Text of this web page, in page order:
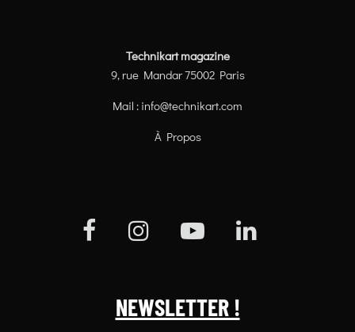
Technikart magazine
9, rue Mandar 75002 Paris
Mail : info@technikart.com
À Propos
NEWSLETTER !